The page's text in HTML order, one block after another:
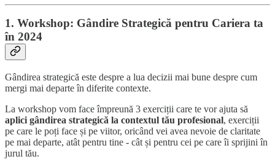
1. Workshop: Gândire Strategică pentru Cariera ta
în 2024
Gândirea strategică este despre a lua decizii mai bune despre cum
mergi mai departe în diferite contexte.
La workshop vom face împreună 3 exerciții care te vor ajuta să
aplici gândirea strategică la contextul tău profesional, exerciții
pe care le poți face și pe viitor, oricând vei avea nevoie de claritate
pe mai departe, atât pentru tine - cât și pentru cei pe care îi sprijini în
jurul tău.